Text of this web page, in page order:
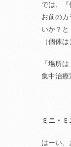
では、『
お前の
いか？と
（個体
「場所
集中治療
ミニ・
はーい、